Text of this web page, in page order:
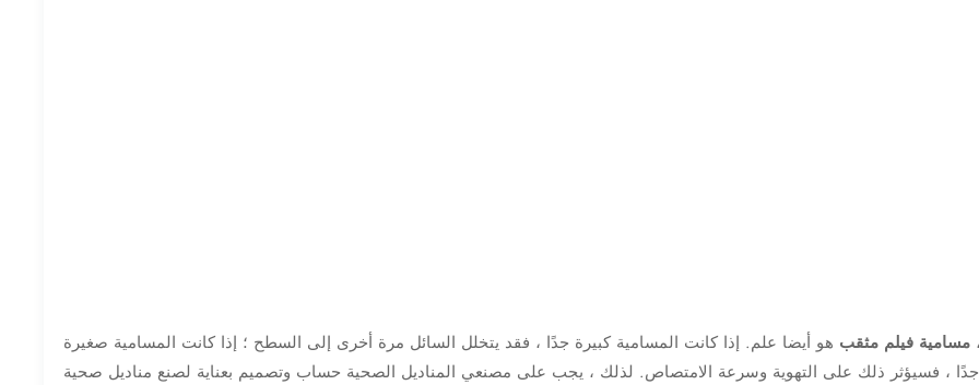
مسامية فيلم مثقب هو أيضا علم. إذا كانت المسامية كبيرة جدًا ، فقد يتخلل السائل مرة أخرى إلى السطح ؛ إذا كانت المسامية صغيرة
جدًا ، فسيؤثر ذلك على التهوية وسرعة الامتصاص. لذلك ، يجب على مصنعي المناديل الصحية حساب وتصميم بعناية لصنع مناديل صحية